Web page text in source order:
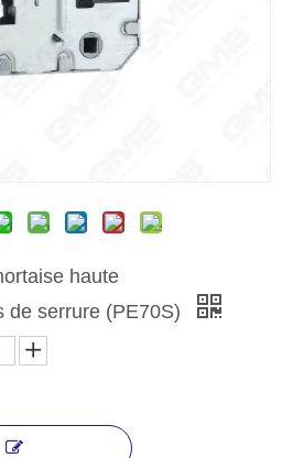
haute
de serrure (PE70S)